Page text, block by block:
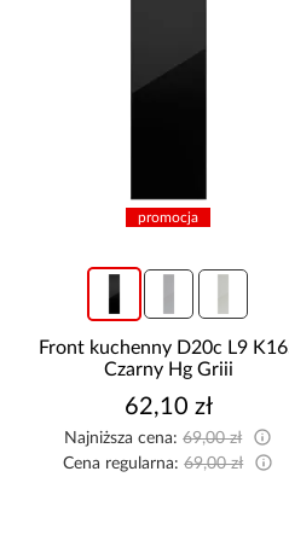
promocja
Front kuchenny D20c O6
K276 Róż Antyczny Gr Ii
80,10 zł
Najniższa cena:89,00 zł
Cena regularna:89,00 zł